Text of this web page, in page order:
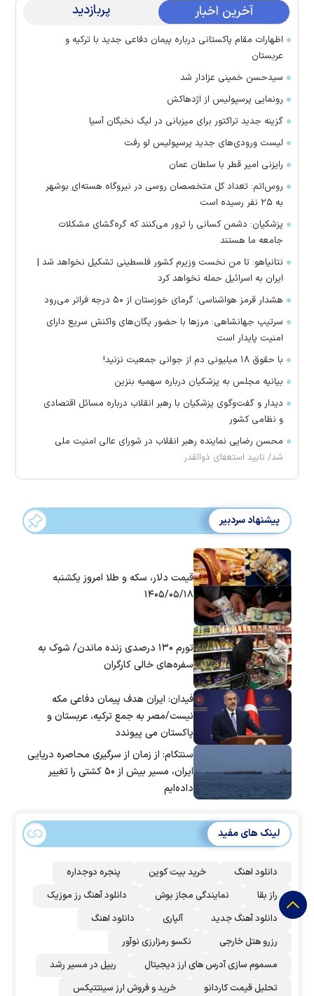
آخرین اخبار پربازدید
اظهارات مقام پاکستانی درباره پیمان دفاعی جدید با ترکیه و
عربستان
سیدحسن خمینی عزادار شد
رونمایی پرسپولیس از اژدهاکش
گزینه جدید تراکتور برای میزبانی در لیگ نخبگان آسیا
لیست ورودی‌های جدید پرسپولیس لو رفت
رایزنی امیر قطر با سلطان عمان
روس‌اتم: تعداد کل متخصصان روسی در نیروگاه هسته‌ای بوشهر
به ۲۵ نفر رسیده است
پزشکیان: دشمن کسانی را ترور می‌کنند که گره‌گشای مشکلات
جامعه ما هستند
نتانیاهو: تا من نخست وزیرم کشور فلسطینی تشکیل نخواهد شد |
ایران به اسرائیل حمله نخواهد کرد
هشدار قرمز هواشناسی؛ گرمای خوزستان از ۵۰ درجه فراتر می‌رود
سرتیپ جهانشاهی: مرز‌ها با حضور یگان‌های واکنش سریع دارای
امنیت پایدار است
با حقوق ۱۸ میلیونی دم از جوانی جمعیت نزنید!
بیانیه مجلس به پزشکیان درباره سهمیه بنزین
دیدار و گفت‌وگوی پزشکیان با رهبر انقلاب درباره مسائل اقتصادی
و نظامی کشور
محسن رضایی نماینده رهبر انقلاب در شورای عالی امنیت ملی
شد/ تایید استعفای ذوالقدر
پیشنهاد سردبیر
قیمت دلار، سکه و طلا امروز یکشنبه
۱۴۰۵/۰۵/۱۸
تورم ۱۳۰ درصدی زنده ماندن/ شوک به
سفره‌های خالی کارگران
فیدان: ایران هدف پیمان دفاعی مکه
نیست/مصر به جمع ترکیه، عربستان و
پاکستان می پیوندد
سنتکام: از زمان از سرگیری محاصره دریایی
ایران، مسیر بیش از ۵۰ کشتی را تغییر
داده‌ایم
لینک های مفید
دانلود اهنگ خرید بیت کوین
پنجره دوجداره
راز بقا
نمایندگی مجاز بوش
دانلود آهنگ رز‌ موزیک
دانلود آهنگ جدید
آلپاری
دانلود اهنگ
رزرو هتل خارجی
نکسو رمزارزی نوآور
مسموم سازی آدرس های ارز دیجیتال
ریپل در مسیر رشد
تحلیل قیمت کاردانو
خرید و فروش ارز سینتتیکس